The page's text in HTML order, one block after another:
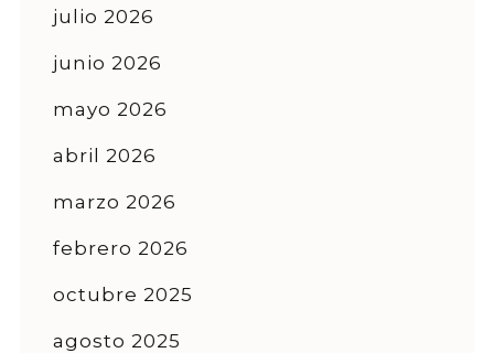
julio 2026
junio 2026
mayo 2026
abril 2026
marzo 2026
febrero 2026
octubre 2025
agosto 2025